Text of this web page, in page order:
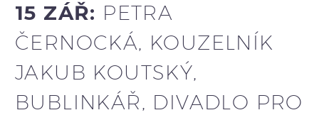
15 ZÁŘ: PETRA
ČERNOCKÁ, KOUZELNÍK
JAKUB KOUTSKÝ,
BUBLINKÁŘ, DIVADLO PRO